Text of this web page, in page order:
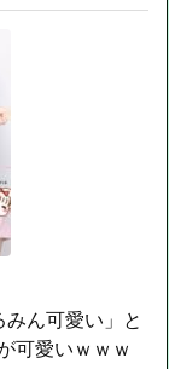
みん可愛い」と
可愛いｗｗｗ